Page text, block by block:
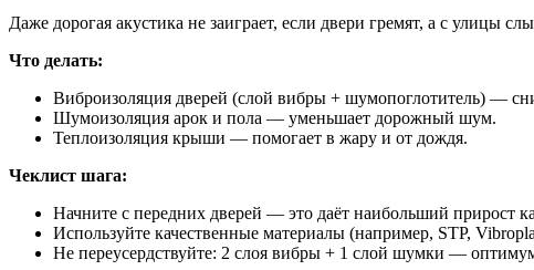
Даже дорогая акустика не заиграет, если двери гремят, а с улицы
Что делать:
Виброизоляция дверей (слой вибры + шумопоглотитель) —
Шумоизоляция арок и пола — уменьшает дорожный шум.
Теплоизоляция крыши — помогает в жару и от дождя.
Чеклист шага:
Начните с передних дверей — это даёт наибольший прирост
Используйте качественные материалы (например, STP,
Не переусердствуйте: 2 слоя вибры + 1 слой шумки —